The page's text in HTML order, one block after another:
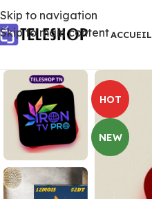
Skip to navigation
Skip to main contentACCUEIL
HOT
NEW